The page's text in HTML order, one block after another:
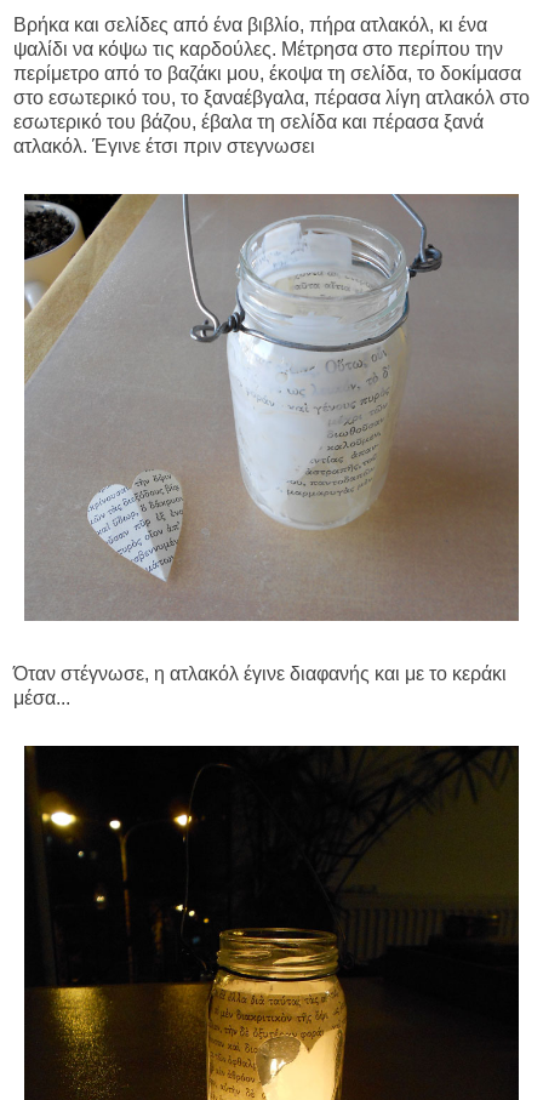
Βρήκα και σελίδες από ένα βιβλίο, πήρα ατλακόλ, κι ένα
ψαλίδι να κόψω τις καρδούλες. Μέτρησα στο περίπου την
περίμετρο από το βαζάκι μου, έκοψα τη σελίδα, το δοκίμασα
στο εσωτερικό του, το ξαναέβγαλα, πέρασα λίγη ατλακόλ στο
εσωτερικό του βάζου, έβαλα τη σελίδα και πέρασα ξανά
ατλακόλ. Έγινε έτσι πριν στεγνωσει
Όταν στέγνωσε, η ατλακόλ έγινε διαφανής και με το κεράκι
μέσα...